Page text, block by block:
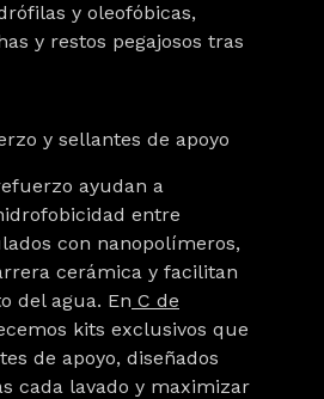
y oleofóbicas,
y restos pegajosos tras
y sellantes de apoyo
ayudan a
entre
con nanopolímeros,
cerámica y facilitan
del agua. En C de
kits exclusivos que
de apoyo, diseñados
cada lavado y maximizar